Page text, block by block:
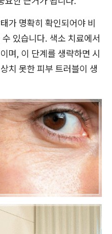
가 명확히 확인되어야 비
있습니다. 색소 치료에서
며, 이 단계를 생략하면 시
치 못한 피부 트러블이 생